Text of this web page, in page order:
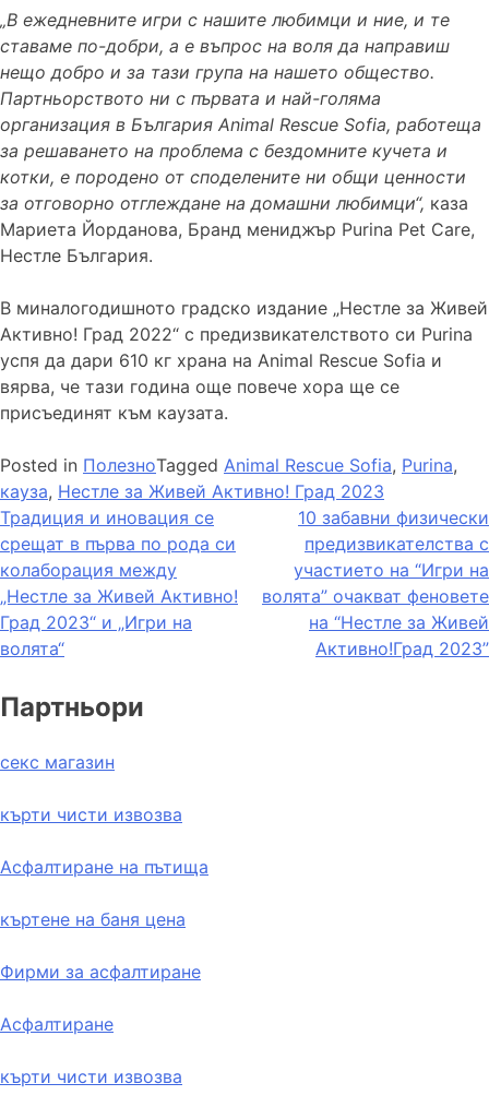
„В ежедневните игри с нашите любимци и ние, и те
ставаме по-добри, а е въпрос на воля да направиш
нещо добро и за тази група на нашето общество.
Партньорството ни с първата и най-голяма
организация в България Animal Rescue Sofia, работеща
за решаването на проблема с бездомните кучета и
котки, е породено от споделените ни общи ценности
за отговорно отглеждане на домашни любимци“, каза
Мариета Йорданова, Бранд мениджър Purina Pet Care,
Нестле България.
В миналогодишното градско издание „Нестле за Живей
Активно! Град 2022“ с предизвикателството си Purina
успя да дари 610 кг храна на Аnimal Rescue Sofia и
вярва, че тази година още повече хора ще се
присъединят към каузата.
Posted in ПолезноTagged Animal Rescue Sofia, Purina,
кауза, Нестле за Живей Активно! Град 2023
Навигация
Традиция и иновация се
срещат в първа по рода си
колаборация между
„Нестле за Живей Активно!
Град 2023“ и „Игри на
волята“
10 забавни физически
предизвикателства с
участието на “Игри на
волята” очакват феновете
на “Нестле за Живей
Активно!Град 2023”
Партньори
секс магазин
кърти чисти извозва
Асфалтиране на пътища
къртене на баня цена
Фирми за асфалтиране
Асфалтиране
кърти чисти извозва